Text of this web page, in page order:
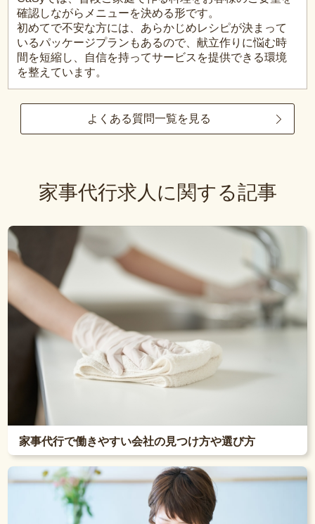
確認しながらメニューを決める形です。
初めてで不安な方には、あらかじめレシピが決まって
いるパッケージプランもあるので、献立作りに悩む時
間を短縮し、自信を持ってサービスを提供できる環境
を整えています。
よくある質問一覧を見る
家事代行求人に関する記事
家事代行で働きやすい会社の見つけ方や選び方